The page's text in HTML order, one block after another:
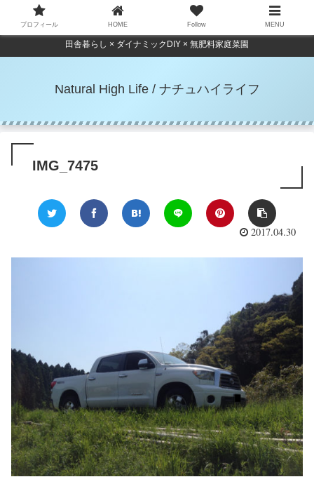
田舎暮らし × ダイナミックDIY × 無肥料家庭菜園
Natural High Life / ナチュハイライフ
IMG_7475
2017.04.30
プロフィール HOME Follow MENU